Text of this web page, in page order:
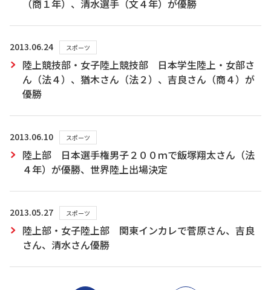
（商１年）、清水選手（文４年）が優勝
2013.06.24 スポーツ
陸上競技部・女子陸上競技部 日本学生陸上・女部さ
ん（法４）、猶木さん（法２）、吉良さん（商４）が
優勝
2013.06.10 スポーツ
陸上部 日本選手権男子２００ｍで飯塚翔太さん（法
４年）が優勝、世界陸上出場決定
2013.05.27 スポーツ
陸上部・女子陸上部 関東インカレで菅原さん、吉良
さん、清水さん優勝